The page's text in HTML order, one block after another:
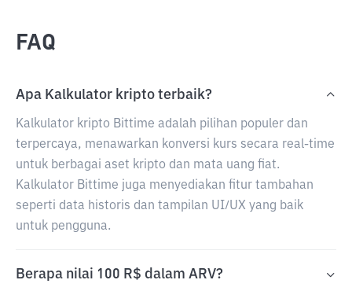
FAQ
Apa Kalkulator kripto terbaik?
Kalkulator kripto Bittime adalah pilihan populer dan
terpercaya, menawarkan konversi kurs secara real-time
untuk berbagai aset kripto dan mata uang fiat.
Kalkulator Bittime juga menyediakan fitur tambahan
seperti data historis dan tampilan UI/UX yang baik
untuk pengguna.
Berapa nilai 100 R$ dalam ARV?